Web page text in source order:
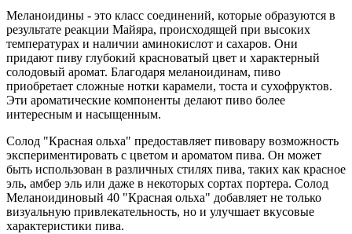
Меланоидины - это класс соединений, которые образуются в
результате реакции Майяра, происходящей при высоких
температурах и наличии аминокислот и сахаров. Они
придают пиву глубокий красноватый цвет и характерный
солодовый аромат. Благодаря меланоидинам, пиво
приобретает сложные нотки карамели, тоста и сухофруктов.
Эти ароматические компоненты делают пиво более
интересным и насыщенным.
Солод "Красная ольха" предоставляет пивовару возможность
экспериментировать с цветом и ароматом пива. Он может
быть использован в различных стилях пива, таких как красное
эль, амбер эль или даже в некоторых сортах портера. Солод
Меланоидиновый 40 "Красная ольха" добавляет не только
визуальную привлекательность, но и улучшает вкусовые
характеристики пива.